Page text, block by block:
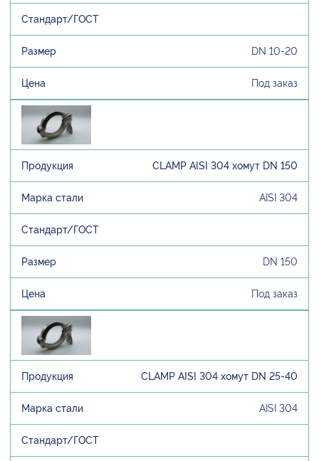
DN 10-20
Под заказ
CLAMP AISI 304 хомут DN 150
AISI 304
DN 150
Под заказ
CLAMP AISI 304 хомут DN 25-40
AISI 304